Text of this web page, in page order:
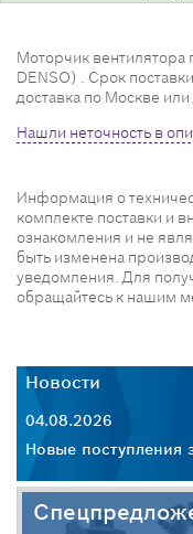
Моторчик вентилятора
DENSO) . Срок
доставка по Москве
Нашли неточность в
Информация о
комплекте поставки и
ознакомления и не
быть изменена
уведомления. Для
обращайтесь к нашим
Новости
04.08.2026
Новые поступления